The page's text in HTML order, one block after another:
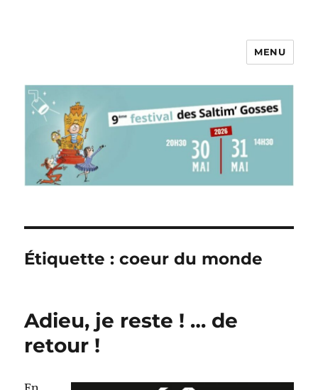
MENU
Étiquette :coeur du monde
Adieu, je reste ! … de
retour !